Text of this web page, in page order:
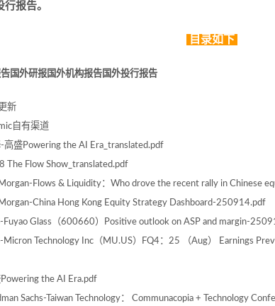
报告。
目录如下
国外研报国外机构报告国外投行报告
新
自有渠道
盛Powering the AI Era_translated.pdf
The Flow Show_translated.pdf
Flows & Liquidity：Who drove the recent rally in Chinese
China Hong Kong Equity Strategy Dashboard-250914.pdf
Glass（600660）Positive outlook on ASP and margin-
Technology Inc（MU.US）FQ4：25 （Aug） Earnings
the AI Era.pdf
Sachs-Taiwan Technology： Communacopia + Technology